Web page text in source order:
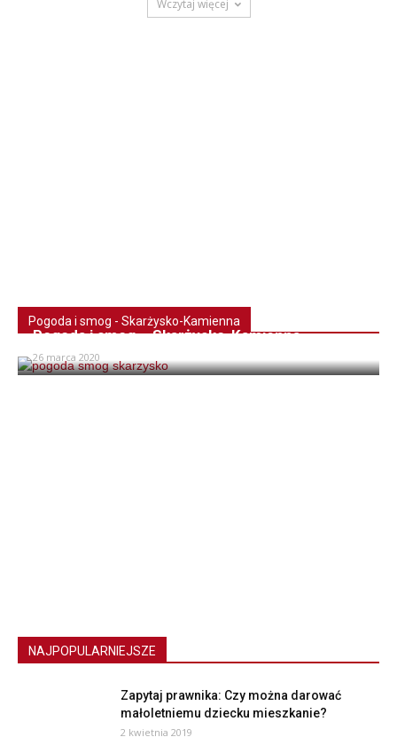
Wczytaj więcej
Pogoda i smog - Skarżysko-Kamienna
Pogoda i smog – Skarżysko-Kamienna
26 marca 2020
NAJPOPULARNIEJSZE
Zapytaj prawnika: Czy można darować
małoletniemu dziecku mieszkanie?
2 kwietnia 2019